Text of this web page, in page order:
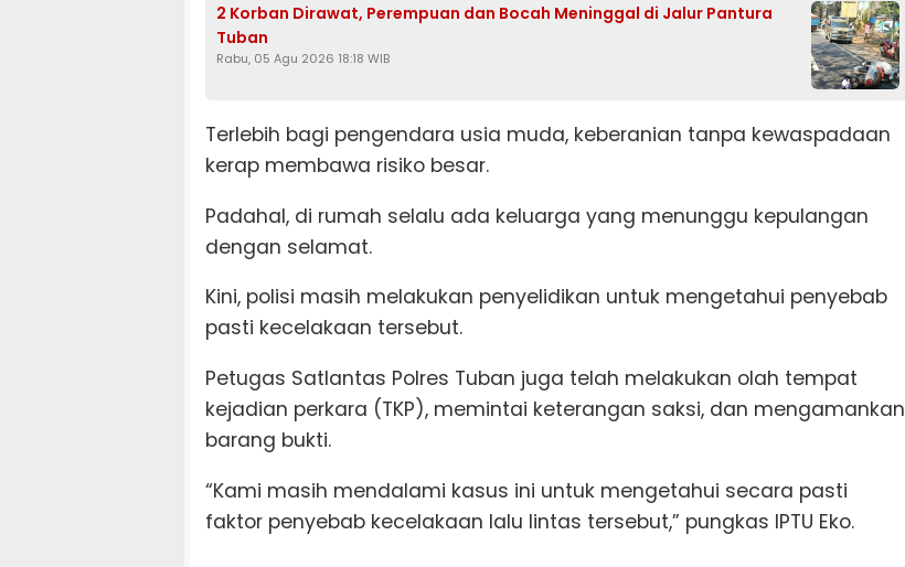
2 Korban Dirawat, Perempuan dan Bocah Meninggal di Jalur Pantura
Tuban
Rabu, 05 Agu 2026 18:18 WIB
Terlebih bagi pengendara usia muda, keberanian tanpa kewaspadaan
kerap membawa risiko besar.
Padahal, di rumah selalu ada keluarga yang menunggu kepulangan
dengan selamat.
Kini, polisi masih melakukan penyelidikan untuk mengetahui penyebab
pasti kecelakaan tersebut.
Petugas Satlantas Polres Tuban juga telah melakukan olah tempat
kejadian perkara (TKP), memintai keterangan saksi, dan mengamankan
barang bukti.
“Kami masih mendalami kasus ini untuk mengetahui secara pasti
faktor penyebab kecelakaan lalu lintas tersebut,” pungkas IPTU Eko.